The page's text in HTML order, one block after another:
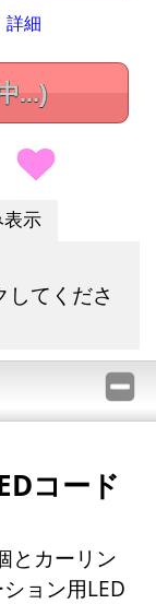
詳細
...)
表示
してくださ
コード
とカーリン
ョン用LED